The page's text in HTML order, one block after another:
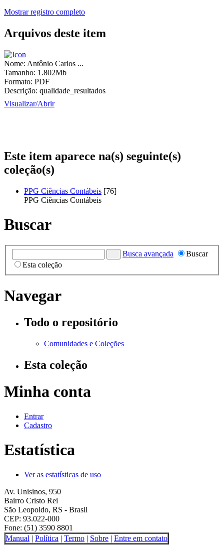
Mostrar registro completo
Arquivos deste item
Nome: Antônio Carlos ...
Tamanho: 1.802Mb
Formato: PDF
Descrição: qualidade_resultados
Visualizar/Abrir
Este item aparece na(s) seguinte(s)
coleção(s)
PPG Ciências Contábeis [76]
PPG Ciências Contábeis
Buscar
Busca avançada
Buscar
Esta coleção
Navegar
Todo o repositório
Comunidades e Coleções
Esta coleção
Minha conta
Entrar
Cadastro
Estatística
Ver as estatísticas de uso
Av. Unisinos, 950
Bairro Cristo Rei
São Leopoldo, RS - Brasil
CEP: 93.022-000
Fone: (51) 3590 8801
Manual | Política | Termo | Sobre | Entre em contato